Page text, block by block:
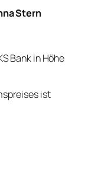
Stern
Bank in Höhe
ist